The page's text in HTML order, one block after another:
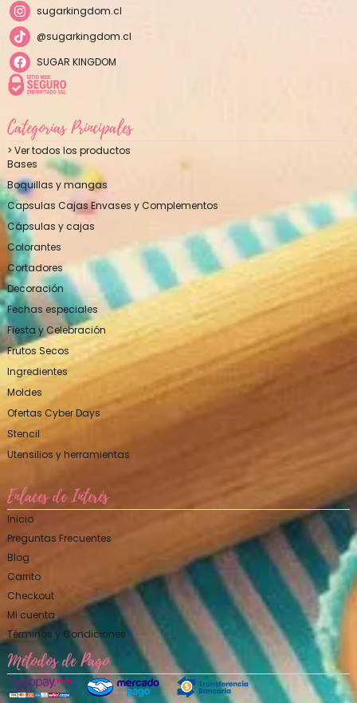
sugarkingdom.cl
@sugarkingdom.cl
SUGAR KINGDOM
Categorías Principales
> Ver todos los productos
Bases
Boquillas y mangas
Capsulas Cajas Envases y Complementos
Cápsulas y cajas
Colorantes
Cortadores
Decoración
Fechas especiales
Fiesta y Celebración
Frutos Secos
Ingredientes
Moldes
Ofertas Cyber Days
Stencil
Utensilios y herramientas
Enlaces de Interés
Inicio
Preguntas Frecuentes
Blog
Carrito
Checkout
Mi cuenta
Términos y Condiciones
Métodos de Pago